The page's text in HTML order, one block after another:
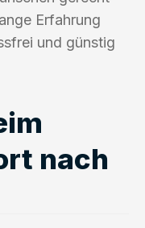
Erfahrung
und günstig
nach